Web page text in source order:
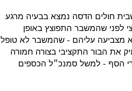
חולים הדסה נמצא בבעיה מרגע
בערך שנה וחצי לפני שהמשבר התפוצץ באופן
מצביעה עליהם - שהמשבר לא טופל
את הבור התקציבי בצורה חמורה
הסף - למשל סמנכ״ל הכספים